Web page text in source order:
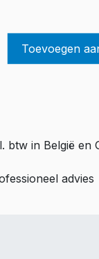
Toevoegen
btw in België en
advies